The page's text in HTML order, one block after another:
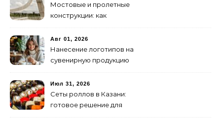
Мостовые и пролетные
конструкции: как
изготовление и поставку
Авг 01, 2026
Нанесение логотипов на
сувенирную продукцию
Июл 31, 2026
Сеты роллов в Казани:
готовое решение для